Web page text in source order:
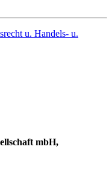
u. Handels- u.
mbH,